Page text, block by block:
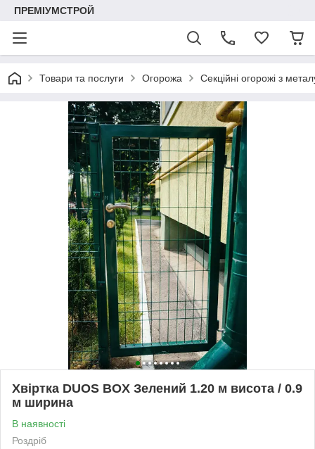
ПРЕМІУМСТРОЙ
Товари та послуги Огорожа Секційні огорожі з
Хвіртка DUOS BOX Зелений 1.20 м висота / 0.9
м ширина
В наявності
Роздріб